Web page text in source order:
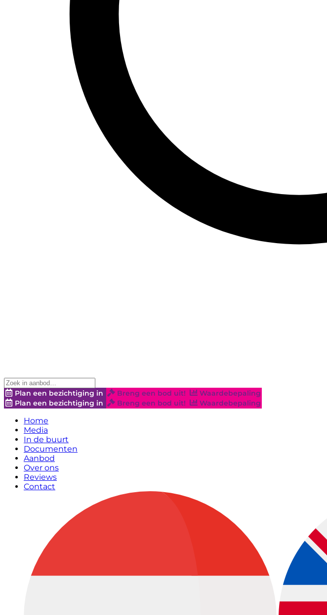
Plan een bezichtiging in Breng een bod uit!
Waardebepaling
Plan een bezichtiging in
Breng een bod uit! Waardebepaling
Home
Media
In de buurt
Documenten
Aanbod
Over ons
Reviews
Contact